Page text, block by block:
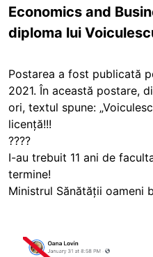
Economics and
diploma lui
Postarea a fost publicată
2021. În această postare,
ori, textul spune:
licență!!!
????
I-au trebuit 11 ani de
termine!
Ministrul Sănătății oameni
Image